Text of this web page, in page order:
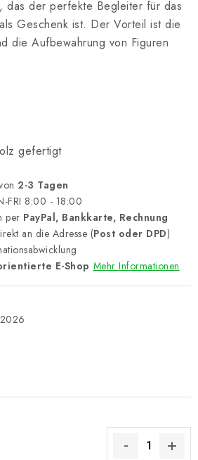
das der perfekte Begleiter für das
Geschenk ist. Der Vorteil ist die
die Aufbewahrung von Figuren
gefertigt
2-3 Tagen
FRI 8:00 - 18:00
per PayPal, Bankkarte, Rechnung
an die Adresse (Post oder DPD)
E-Shop Mehr Informationen